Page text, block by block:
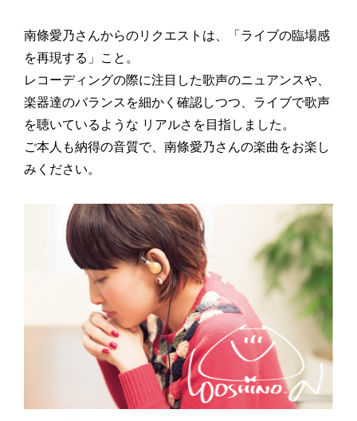
南條愛乃さんからのリクエストは、「ライブの臨場感
を再現する」こと。
レコーディングの際に注目した歌声のニュアンスや、
楽器達のバランスを細かく確認しつつ、ライブで歌声
を聴いているような リアルさを目指しました。
ご本人も納得の音質で、南條愛乃さんの楽曲をお楽し
みください。